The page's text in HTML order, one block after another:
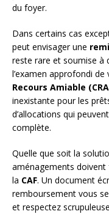
du foyer.
Dans certains cas
peut envisager une
reste rare et soumise à
l’examen approfondi
Recours Amiable
inexistante pour les
d’allocations qui
complète.
Quelle que soit la
aménagements doivent
la CAF. Un document
remboursement vous
et respectez